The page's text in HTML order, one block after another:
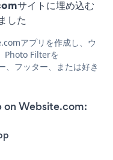
サイトに埋め込む
した
アプリを作成し、ウ
Photo Filterを
フッター、または好き
on Website.com: